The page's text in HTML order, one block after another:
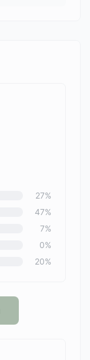
27%
47%
7%
0%
20%